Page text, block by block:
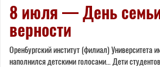
8 июля — День
верности
Оренбургский институт (филиал)
наполнился детскими голосами… Дети